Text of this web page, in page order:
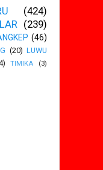
(424)
(239)
(46)
(20) LUWU
TIMIKA
(3)